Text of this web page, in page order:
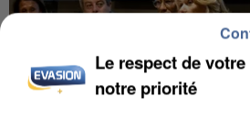
Le respect de
notre priorité